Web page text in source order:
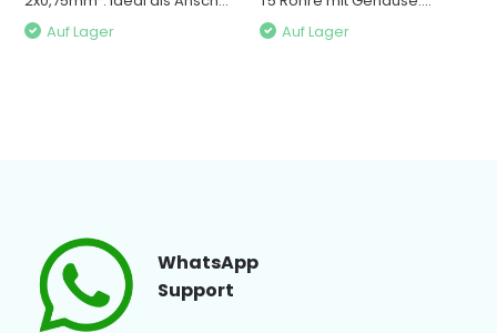
Auf Lager
Auf Lager
WhatsApp
Support